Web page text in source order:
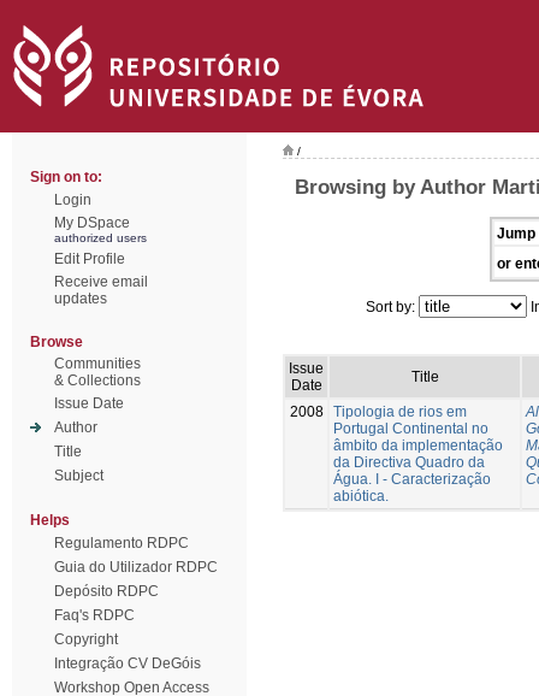
Sign on to:
Login
My DSpace
authorized users
Edit Profile
Receive email
updates
Browse
Communities
& Collections
Issue Date
Author
Title
Subject
Helps
Regulamento RDPC
Guia do Utilizador RDPC
Depósito RDPC
Faq's RDPC
Copyright
Integração CV DeGóis
Workshop Open Access
/
Browsing by Author
Jump
or
Sort by:
Issue
Date
Title
2008 Tipologia de rios em
Portugal Continental no
âmbito da implementação
da Directiva Quadro da
Água. I - Caracterização
abiótica.